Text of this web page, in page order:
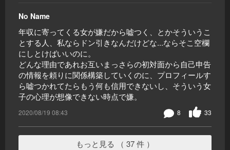
No Name
年収に寄ってくる女が嫌だから嘘つく、とかそういうこ
とする人、私ならドン引きなんだけどな...ならそこ空欄
にしとけばいいのに。
どんな理由であれお互いまっさらの初対面から自己申告
の情報を頼りに関係構築していくのに、プロフィールす
ら嘘つかれてたらもう何も信用できないし、そういう女
子の心理が想像できない時点で嫌。
2020/08/19 08:43 33
8
もっと見る （ 37 件 ）